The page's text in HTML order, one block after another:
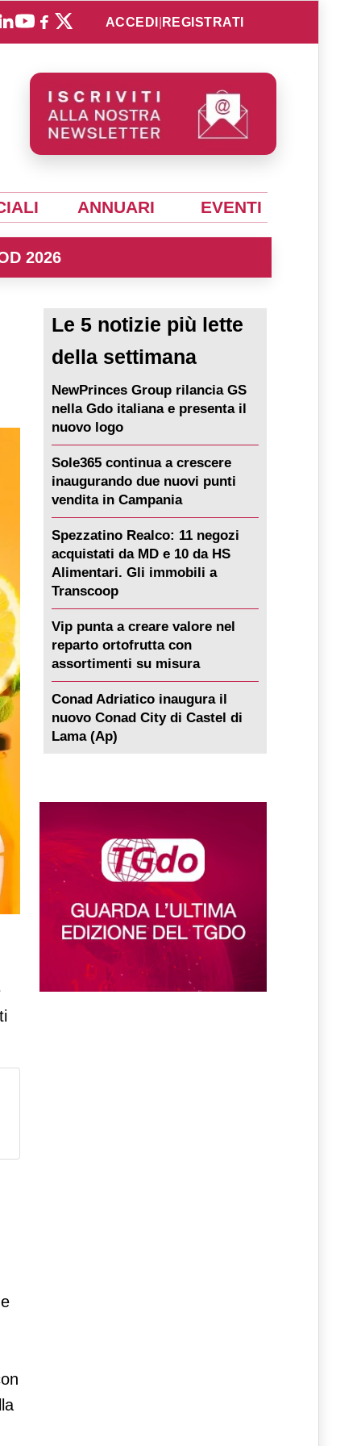
ACCEDI REGISTRATI
ANNUARI EVENTI
2026
Le 5 notizie più lette
della settimana
NewPrinces Group rilancia GS
nella Gdo italiana e presenta il
nuovo logo
Sole365 continua a crescere
inaugurando due nuovi punti
vendita in Campania
Spezzatino Realco: 11 negozi
acquistati da MD e 10 da HS
Alimentari. Gli immobili a
Transcoop
Vip punta a creare valore nel
reparto ortofrutta con
assortimenti su misura
Conad Adriatico inaugura il
nuovo Conad City di Castel di
Lama (Ap)